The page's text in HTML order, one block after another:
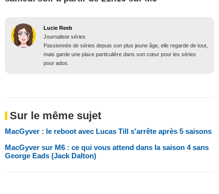
Lucie Reeb
Journaliste séries
Passionnée de séries depuis son plus jeune âge, elle regarde de tout,
mais garde une place particulière dans son cœur pour les séries
pour ados.
Sur le même sujet
MacGyver : le reboot avec Lucas Till s'arrête après 5 saisons
MacGyver sur M6 : ce qui vous attend dans la saison 4 sans
George Eads (Jack Dalton)